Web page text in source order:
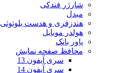
شارژر فندکی
مبدل
هندزفری و هدست بلوتوثی
هولدر موبایل
پاور بانک
محافظ صفحه نمایش
سری آیفون 13
سری آیفون 14